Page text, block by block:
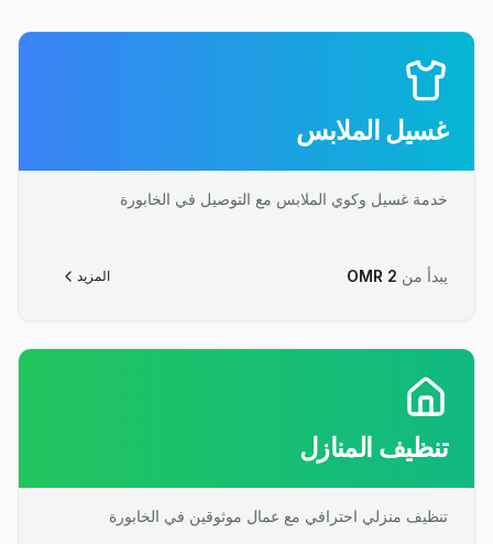
غسيل الملابس
خدمة غسيل وكوي الملابس مع التوصيل في الخابورة
يبدأ من OMR 2 المزيد
تنظيف المنازل
تنظيف منزلي احترافي مع عمال موثوقين في الخابورة